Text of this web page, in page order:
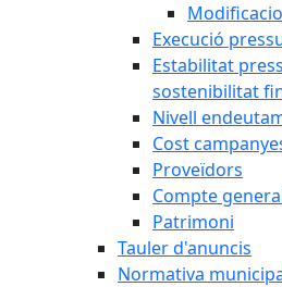
Execució
Estabilitat
sostenibilitat
Nivell
Cost
Proveïdors
Compte
Patrimoni
Tauler d'anuncis
Normativa